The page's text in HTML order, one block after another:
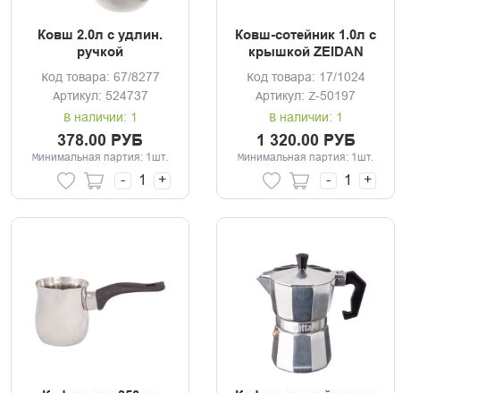
Ковш 2.0л с удлин.
ручкой
Код товара: 67/8277
Артикул: 524737
В наличии: 1
378.00 РУБ
Минимальная партия: 1шт.
- +
Ковш-сотейник 1.0л с
крышкой ZEIDAN
Код товара: 17/1024
Артикул: Z-50197
В наличии: 1
1 320.00 РУБ
Минимальная партия: 1шт.
- +